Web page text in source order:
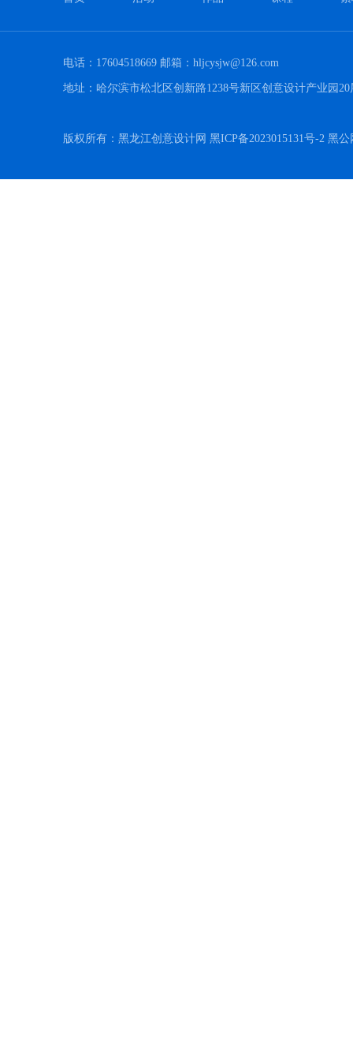
电话：17604518669 邮箱：hljcysjw@126.com
地址：哈尔滨市松北区创新路1238号新区创意设计产业园20
版权所有：黑龙江创意设计网 黑ICP备2023015131号-2 黑公